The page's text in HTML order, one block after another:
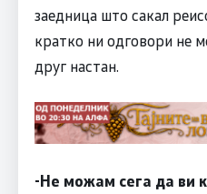
заедница што сакал
кратко ни одговори не
друг настан.
-Не можам сега да ви